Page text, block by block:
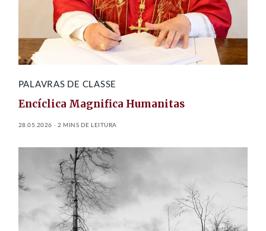
PALAVRAS DE CLASSE
Encíclica Magnifica Humanitas
28.05.2026 2 MINS DE LEITURA